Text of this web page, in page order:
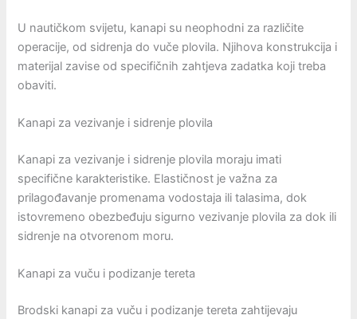
U nautičkom svijetu, kanapi su neophodni za različite
operacije, od sidrenja do vuče plovila. Njihova konstrukcija i
materijal zavise od specifičnih zahtjeva zadatka koji treba
obaviti.
Kanapi za vezivanje i sidrenje plovila
Kanapi za vezivanje i sidrenje plovila moraju imati
specifične karakteristike. Elastičnost je važna za
prilagođavanje promenama vodostaja ili talasima, dok
istovremeno obezbeđuju sigurno vezivanje plovila za dok ili
sidrenje na otvorenom moru.
Kanapi za vuču i podizanje tereta
Brodski kanapi za vuču i podizanje tereta zahtijevaju